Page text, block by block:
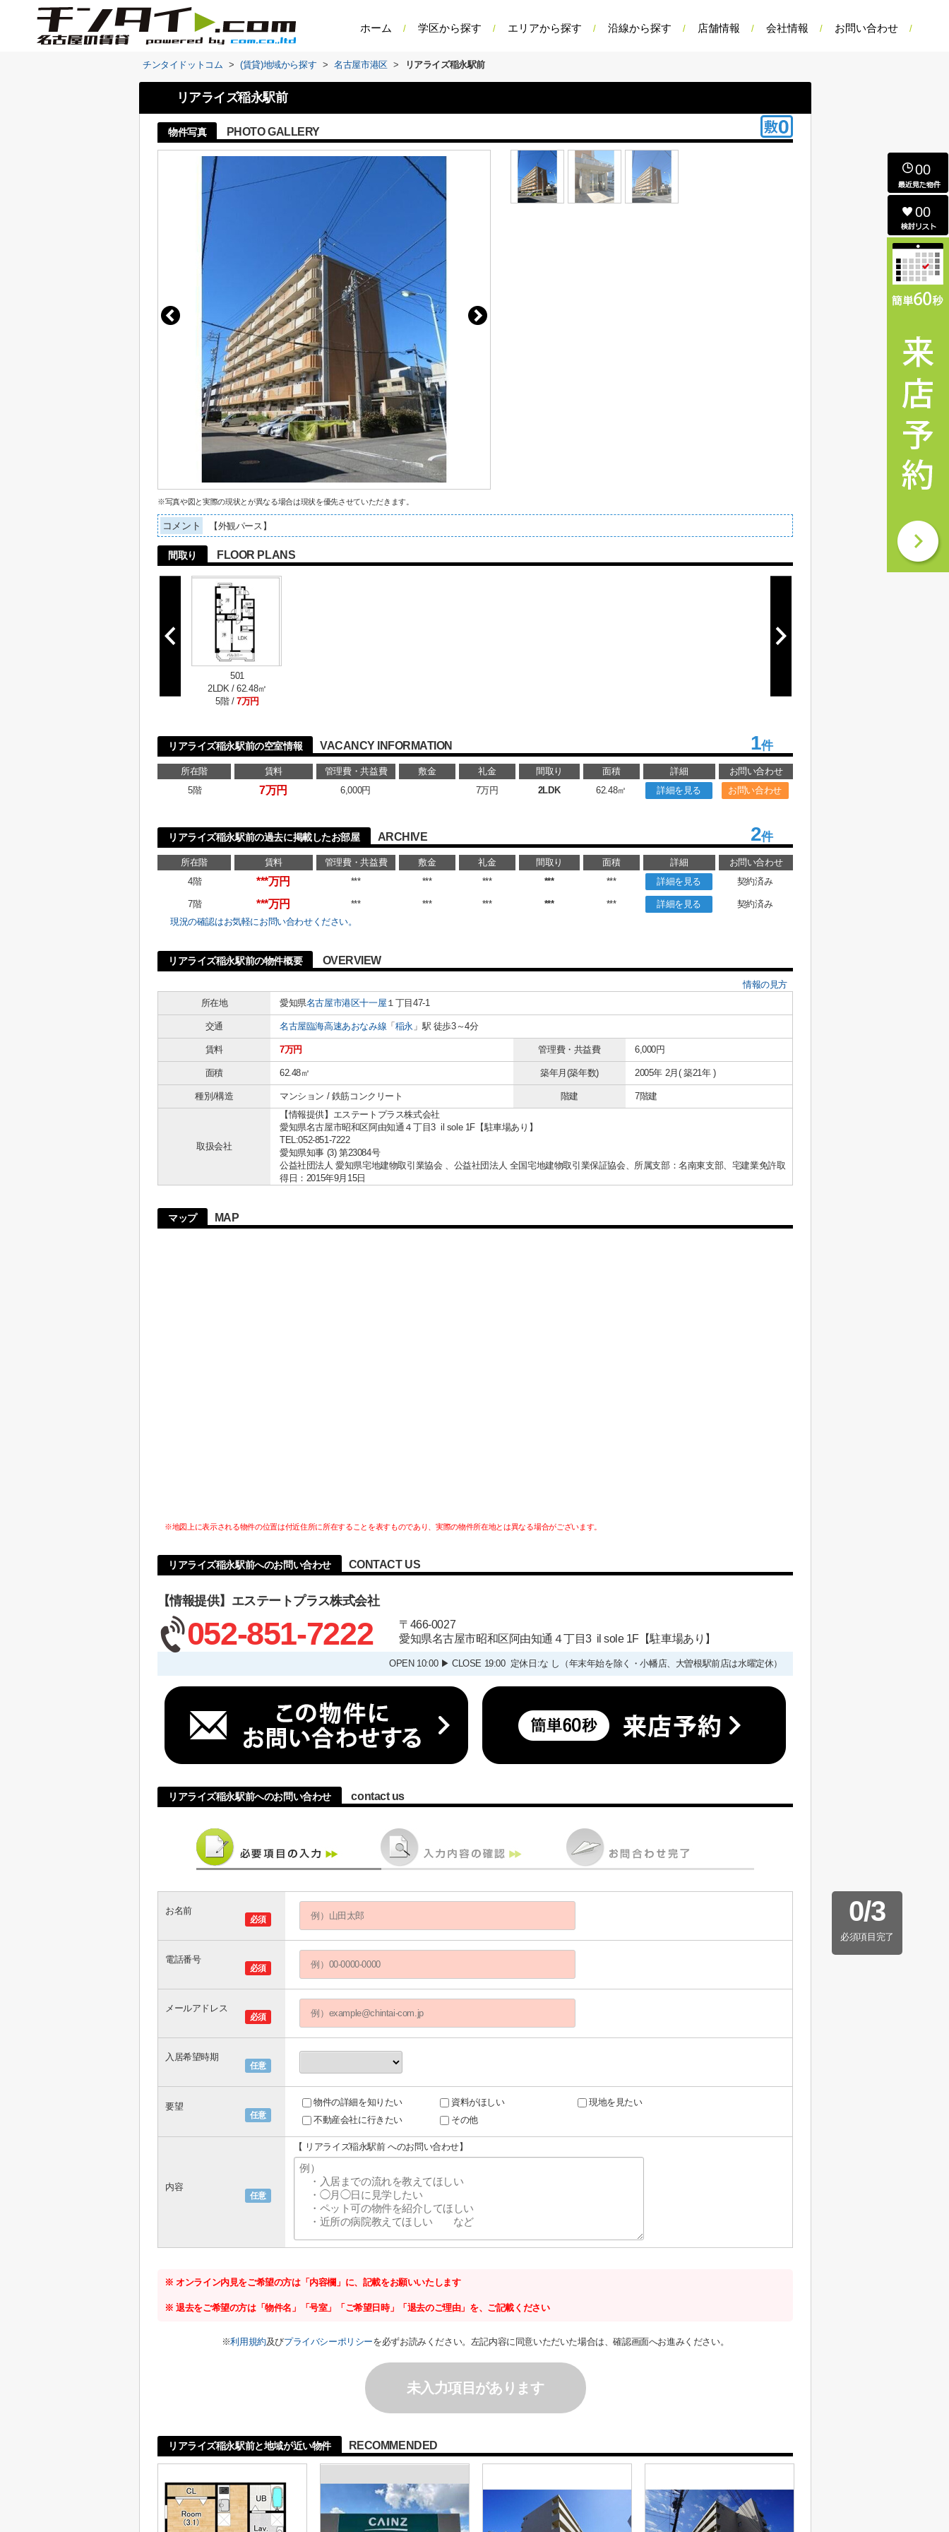
ホーム 学区から探す エリアから探す 沿線から探す 店舗情報 会社情報 お問い合わせ
チンタイドットコム > (賃貸)地域から探す > 名古屋市港区 > リアライズ稲永駅前
リアライズ稲永駅前
物件写真 PHOTO GALLERY
※写真や図と実際の現状とが異なる場合は現状を優先させていただきます。
コメント 【外観パース】
間取り FLOOR PLANS
501
2LDK / 62.48㎡
5階 /7万円
リアライズ稲永駅前の空室情報 VACANCY INFORMATION 1件
所在階 賃料 管理費・共益費 敷金 礼金 間取り 面積 詳細
お問い合わせ
5階
7万円 6,000円 7万円 2LDK 62.48㎡ 詳細を見る お問い合わせ
リアライズ稲永駅前の過去に掲載したお部屋 ARCHIVE 2件
所在階 賃料 管理費・共益費 敷金 礼金 間取り 面積 詳細
お問い合わせ
4階
***万円 *** *** *** *** *** 詳細を見る 契約済み
7階 ***万円 *** *** *** *** *** 詳細を見る
契約済み
現況の確認はお気軽にお問い合わせください。
リアライズ稲永駅前の物件概要 OVERVIEW
情報の見方
所在地
愛知県名古屋市港区十一屋 １丁目47-1
交通 名古屋臨海高速あおなみ線 「 稲永 」駅 徒歩3～4分
賃料 7万円 管理費・共益費 6,000円
面積 62.48㎡ 築年月(築年数) 2005年 2月( 築21年 )
種別/構造 マンション / 鉄筋コンクリート 階建 7階建
取扱会社
【情報提供】エステートプラス株式会社
愛知県名古屋市昭和区阿由知通４丁目3 il sole 1F【駐車場あり】
TEL:052-851-7222
愛知県知事 (3) 第23084号
公益社団法人 愛知県宅地建物取引業協会 、公益社団法人 全国宅地建物取引業保証協会、所属支部：名南東支部、宅建業免許取
得日：2015年9月15日
マップ MAP
※地図上に表示される物件の位置は付近住所に所在することを表すものであり、実際の物件所在地とは異なる場合がございます。
リアライズ稲永駅前へのお問い合わせ CONTACT US
【情報提供】エステートプラス株式会社
052-851-7222
〒466-0027
愛知県名古屋市昭和区阿由知通４丁目3 il sole 1F【駐車場あり】
OPEN 10:00 ▶ CLOSE 19:00 定休日:な し（年末年始を除く・小幡店、大曽根駅前店は水曜定休）
リアライズ稲永駅前へのお問い合わせ contact us
0/3
必須項目完了
必須
お名前
必須
電話番号
必須
メールアドレス
任意
入居希望時期
任意
要望 物件の詳細を知りたい 資料がほしい
現地を見たい
不動産会社に行きたい
その他
任意
内容
【 リアライズ稲永駅前 へのお問い合わせ】
※ オンライン内見をご希望の方は「内容欄」に、記載をお願いいたします
※ 退去をご希望の方は「物件名」「号室」「ご希望日時」「退去のご理由」を、ご記載ください
※利用規約及びプライバシーポリシーを必ずお読みください。左記内容に同意いただいた場合は、確認画面へお進みください。
未入力項目があります
リアライズ稲永駅前と地域が近い物件 RECOMMENDED
00
00